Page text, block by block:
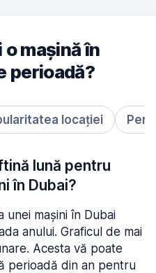
mașină în
perioadă?
locației
lună pentru
în Dubai?
unei mașini în Dubai
anului. Graficul de mai
Acesta vă poate
perioadă din an pentru